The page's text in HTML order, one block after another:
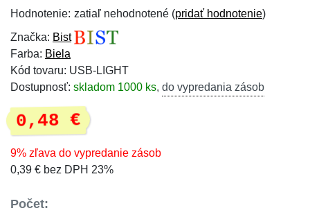
Hodnotenie: zatiaľ nehodnotené (pridať hodnotenie)
Značka: Bist
Farba: Biela
Kód tovaru: USB-LIGHT
Dostupnosť: skladom 1000 ks, do vypredania zásob
0,48 €
9% zľava do vypredanie zásob
0,39 € bez DPH 23%
Počet: